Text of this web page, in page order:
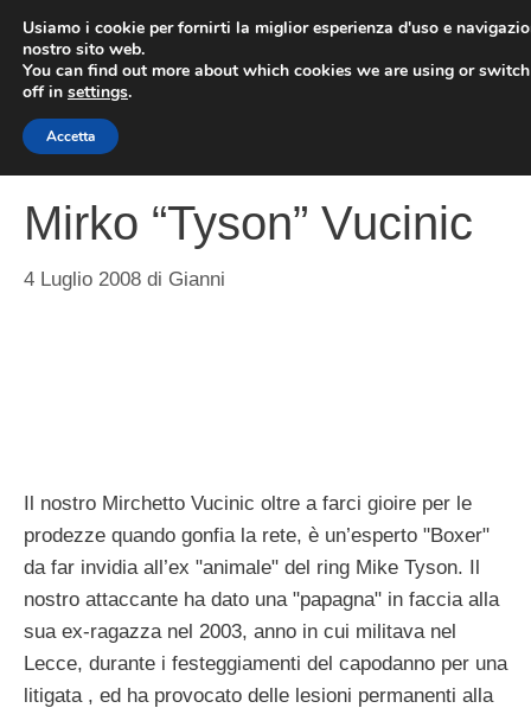
contenuto
Mirko “Tyson” Vucinic
4 Luglio 2008 di Gianni
Il nostro Mirchetto Vucinic oltre a farci gioire per le
prodezze quando gonfia la rete, è un’esperto "Boxer"
da far invidia all’ex "animale" del ring Mike Tyson. Il
nostro attaccante ha dato una "papagna" in faccia alla
sua ex-ragazza nel 2003, anno in cui militava nel
Lecce, durante i festeggiamenti del capodanno per una
litigata , ed ha provocato delle lesioni permanenti alla
Usiamo i cookie per fornirti la miglior esperienza d'uso e
nostro sito web.
You can find out more about which cookies we are using or
off in settings.
Accetta